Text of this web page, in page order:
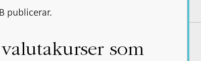
publicerar.
som